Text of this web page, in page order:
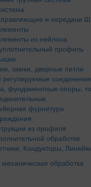
и передачи
из нейлона
профиль
замки, дверные петли
соединения
фундаментные опоры,
фурнитура
из профиля
обработке
Кондукторы,